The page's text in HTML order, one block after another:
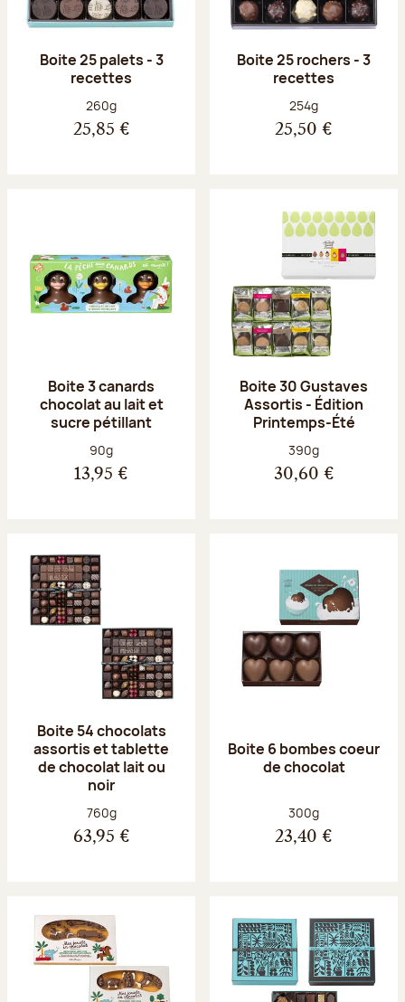
Boite 25 palets - 3
recettes
Poids net :
260g
25,85 €
Boite 25 rochers - 3
recettes
Poids net :
254g
25,50 €
Boite 3 canards
chocolat au lait et
sucre pétillant
Poids net :
90g
13,95 €
Boite 30 Gustaves
Assortis - Édition
Printemps-Été
Poids net :
390g
30,60 €
Boite 54 chocolats
assortis et tablette
de chocolat lait ou
noir
Poids net :
760g
63,95 €
Boite 6 bombes coeur
de chocolat
Poids net :
300g
23,40 €